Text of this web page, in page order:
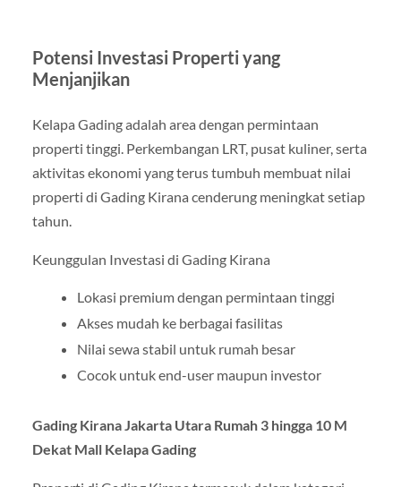
Potensi Investasi Properti yang
Menjanjikan
Kelapa Gading adalah area dengan permintaan
properti tinggi. Perkembangan LRT, pusat kuliner, serta
aktivitas ekonomi yang terus tumbuh membuat nilai
properti di Gading Kirana cenderung meningkat setiap
tahun.
Keunggulan Investasi di Gading Kirana
Lokasi premium dengan permintaan tinggi
Akses mudah ke berbagai fasilitas
Nilai sewa stabil untuk rumah besar
Cocok untuk end-user maupun investor
Gading Kirana Jakarta Utara Rumah 3 hingga 10 M
Dekat Mall Kelapa Gading